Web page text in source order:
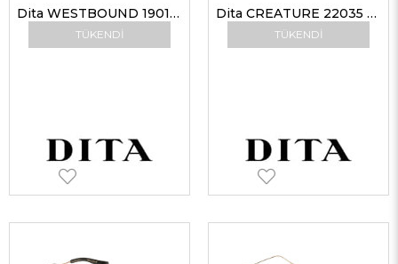
TÜKENDI
Dita WESTBOUND 19015 A-BLK-GLD 57-17 Güneş Gözlüğü
TÜKENDI
Dita CREATURE 22035 B-GRY-GLD 62 Kadın Güneş Gözlükleri